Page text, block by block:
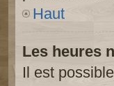
Haut
Les heures
Il est